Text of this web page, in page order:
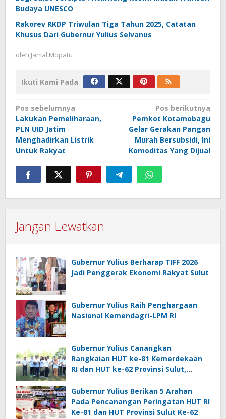
Budaya UNESCO
Rakorev RKDP Triwulan Tiga Tahun 2025, Catatan
Khusus Dari Gubernur Yulius Selvanus
oleh Jamal Mopatu
Ikuti Kami Pada
Navigasi
pos
Pos sebelumnya
Lakukan Pemeliharaan,
PLN UID Jatim
Menghadirkan Listrik
Untuk Rakyat
Pos berikutnya
Pemkot Kotamobagu
Gelar Gerakan Pangan
Murah Bersubsidi, Ini
Komoditas Yang Dijual
Jangan Lewatkan
Gubernur Yulius Berharap TIFF 2026
Jadi Penggerak Ekonomi Rakyat Sulut
Gubernur Yulius Raih Penghargaan
Nasional Kemendagri-LPM RI
Gubernur Yulius Canangkan
Rangkaian HUT ke-81 Kemerdekaan
RI dan HUT ke-62 Provinsi Sulut,
Gubernur Yulius Berikan 5 Arahan
Pada Pencanangan Peringatan HUT RI
Ke-81 dan HUT Provinsi Sulut Ke-62